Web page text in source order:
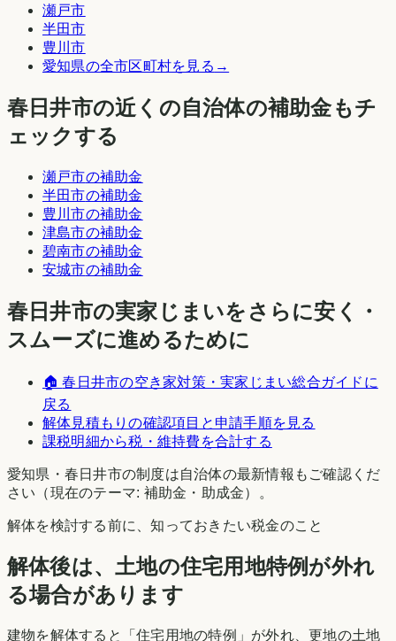
瀬戸市
半田市
豊川市
愛知県の全市区町村を見る →
春日井市の近くの自治体の補助金もチ
ェックする
瀬戸市の補助金
半田市の補助金
豊川市の補助金
津島市の補助金
碧南市の補助金
安城市の補助金
春日井市の実家じまいをさらに安く・
スムーズに進めるために
🏠春日井市の空き家対策・実家じまい総合ガイドに
戻る
解体見積もりの確認項目と申請手順を見る
課税明細から税・維持費を合計する
愛知県 ・ 春日井市の制度は自治体の最新情報もご確認くだ
さい（現在のテーマ: 補助金・助成金）。
解体を検討する前に、知っておきたい税金のこと
解体後は、土地の住宅用地特例が外れ
る場合があります
建物を解体すると「住宅用地の特例」が外れ、更地の土地